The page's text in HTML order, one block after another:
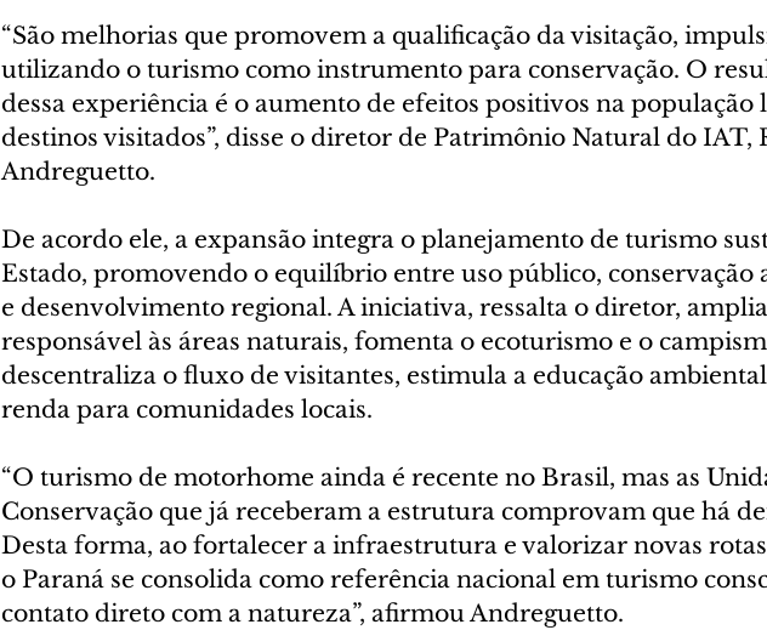
“São melhorias que promovem a qualificação da visitação,
utilizando o turismo como instrumento para conservação. O
dessa experiência é o aumento de efeitos positivos na população
destinos visitados”, disse o diretor de Patrimônio Natural do IAT,
Andreguetto.
De acordo ele, a expansão integra o planejamento de turismo
Estado, promovendo o equilíbrio entre uso público, conservação
e desenvolvimento regional. A iniciativa, ressalta o diretor, amplia
responsável às áreas naturais, fomenta o ecoturismo e o
descentraliza o fluxo de visitantes, estimula a educação
renda para comunidades locais.
“O turismo de motorhome ainda é recente no Brasil, mas as
Conservação que já receberam a estrutura comprovam que há
Desta forma, ao fortalecer a infraestrutura e valorizar novas
o Paraná se consolida como referência nacional em turismo
contato direto com a natureza”, afirmou Andreguetto.